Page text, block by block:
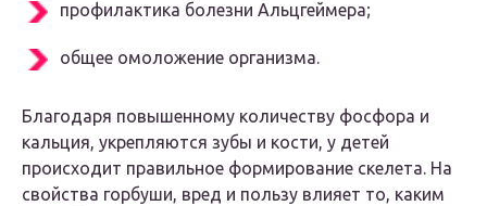
профилактика болезни Альцгеймера;
общее омоложение организма.
Благодаря повышенному количеству фосфора и
кальция, укрепляются зубы и кости, у детей
происходит правильное формирование скелета. На
свойства горбуши, вред и пользу влияет то, каким